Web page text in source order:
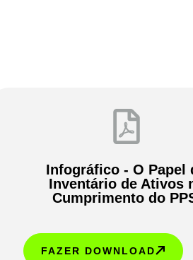
Infográfico - O Papel
Inventário de Ativos
Cumprimento do
FAZER DOWNLOAD